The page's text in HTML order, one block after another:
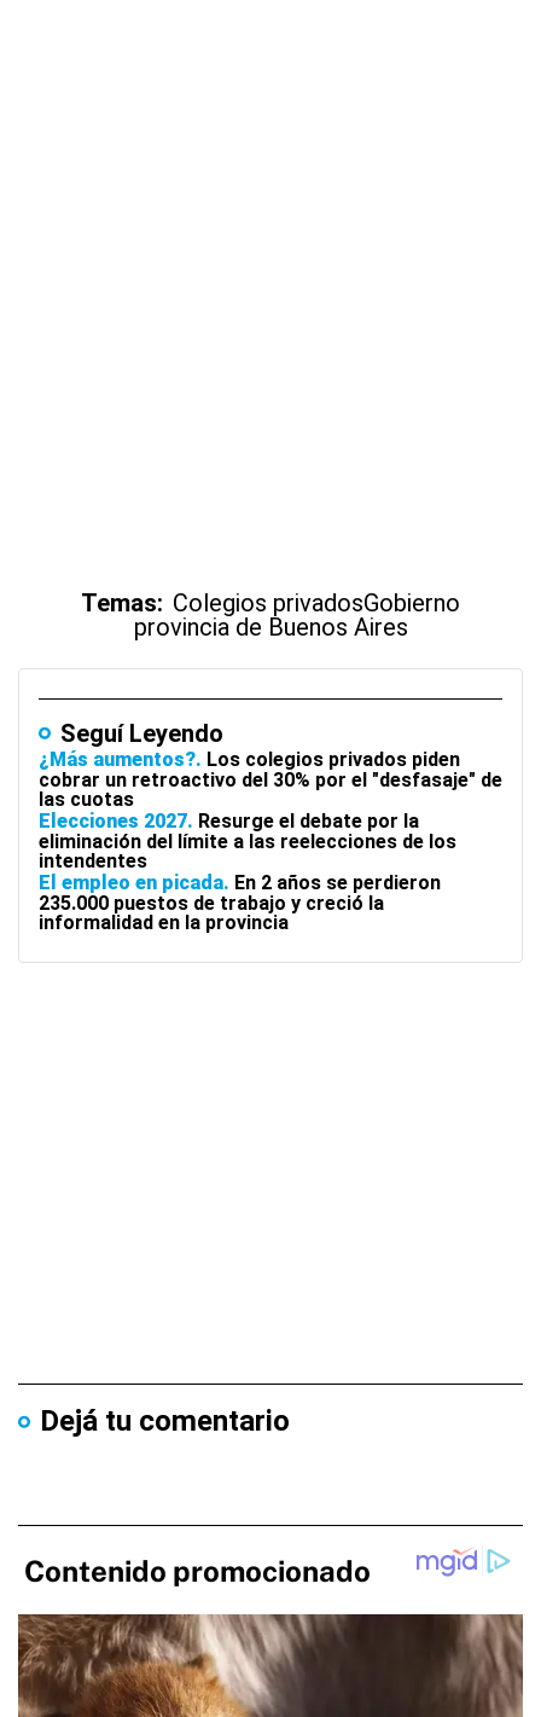
Temas: Colegios privadosGobierno
provincia de Buenos Aires
Seguí Leyendo
¿Más aumentos? Los colegios privados piden
cobrar un retroactivo del 30% por el "desfasaje" de
las cuotas
Elecciones 2027 Resurge el debate por la
eliminación del límite a las reelecciones de los
intendentes
El empleo en picada En 2 años se perdieron
235.000 puestos de trabajo y creció la
informalidad en la provincia
Dejá tu comentario